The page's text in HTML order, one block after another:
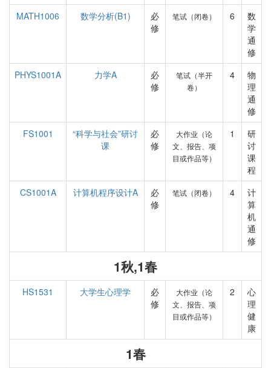
MATH1006
数学分析(B1)
必
修
笔试（闭卷） 6
数
学
通
修
PHYS1001A
力学A
必
修
笔试（半开
卷）
4
物
理
通
修
FS1001
“科学与社会”研讨
课
必
修
大作业（论
文、报告、项
目或作品等）
1
研
讨
课
程
CS1001A
计算机程序设计A
必
修
笔试（闭卷） 4
计
算
机
通
修
1秋,1春
HS1531 大学生心理学
必
修
大作业（论
文、报告、项
目或作品等）
2
心
理
健
康
1春